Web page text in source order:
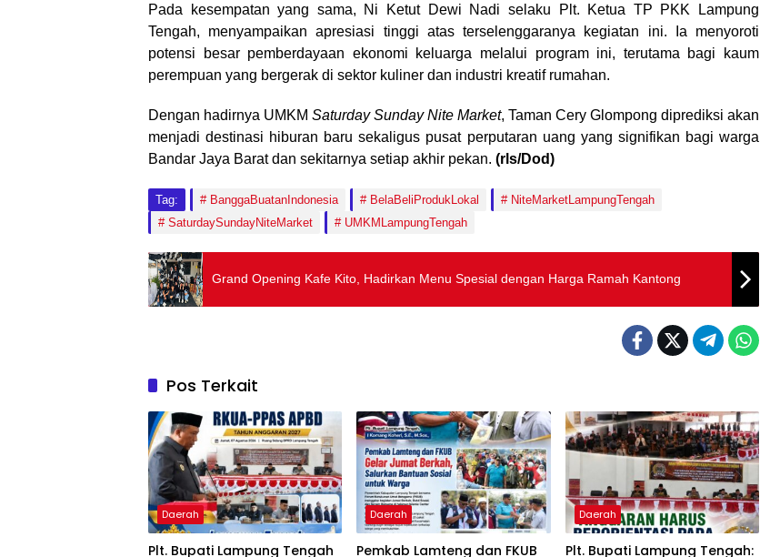
Pada kesempatan yang sama, Ni Ketut Dewi Nadi selaku Plt. Ketua TP PKK Lampung
Tengah, menyampaikan apresiasi tinggi atas terselenggaranya kegiatan ini. Ia menyoroti
potensi besar pemberdayaan ekonomi keluarga melalui program ini, terutama bagi kaum
perempuan yang bergerak di sektor kuliner dan industri kreatif rumahan.
Dengan hadirnya UMKM Saturday Sunday Nite Market, Taman Cery Glompong diprediksi akan
menjadi destinasi hiburan baru sekaligus pusat perputaran uang yang signifikan bagi warga
Bandar Jaya Barat dan sekitarnya setiap akhir pekan. (rls/Dod)
Tag: BanggaBuatanIndonesia BelaBeliProdukLokal
NiteMarketLampungTengah
SaturdaySundayNiteMarket
UMKMLampungTengah
Grand Opening Kafe Kito, Hadirkan Menu Spesial dengan Harga Ramah Kantong
Pos Terkait
Daerah
Plt. Bupati Lampung Tengah
Daerah
Pemkab Lamteng dan FKUB
Daerah
Plt. Bupati Lampung Tengah: